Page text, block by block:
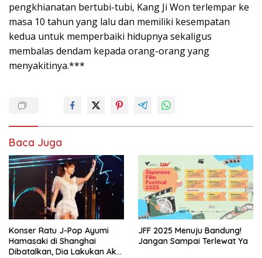
pengkhianatan bertubi-tubi, Kang Ji Won terlempar ke
masa 10 tahun yang lalu dan memiliki kesempatan
kedua untuk memperbaiki hidupnya sekaligus
membalas dendam kepada orang-orang yang
menyakitinya.***
Baca Juga
Konser Ratu J-Pop Ayumi
Hamasaki di Shanghai
Dibatalkan, Dia Lakukan Aksi
JFF 2025 Menuju Bandung!
Jangan Sampai Terlewat Ya